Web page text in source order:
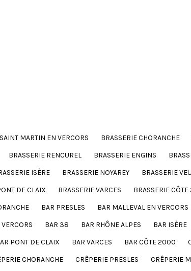
MARTIN EN VERCORS BRASSERIE CHORANCHE
BRASSERIE RENCUREL BRASSERIE ENGINS
ISÈRE BRASSERIE NOYAREY BRASSERIE
DE CLAIX BRASSERIE VARCES BRASSERIE
BAR PRESLES BAR MALLEVAL EN VERCORS
VERCORS BAR 38 BAR RHÔNE ALPES BAR ISÈRE
PONT DE CLAIX BAR VARCES BAR CÔTE 2000
CHORANCHE CRÊPERIE PRESLES
CRÊPERIE